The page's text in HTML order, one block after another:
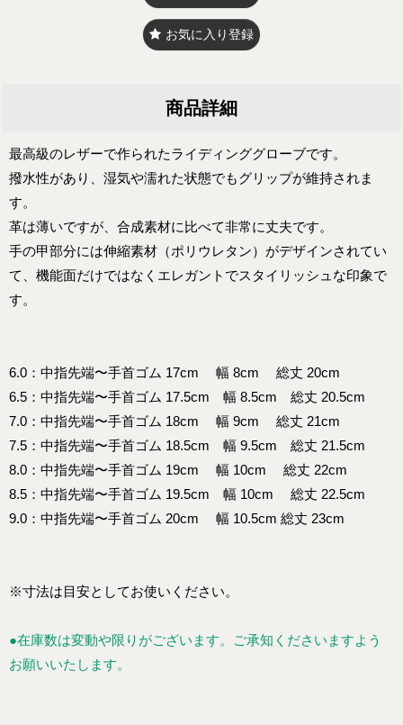
お気に入り登録
商品詳細
最高級のレザーで作られたライディンググローブです。
撥水性があり、湿気や濡れた状態でもグリップが維持されま
す。
革は薄いですが、合成素材に比べて非常に丈夫です。
手の甲部分には伸縮素材（ポリウレタン）がデザインされてい
て、機能面だけではなくエレガントでスタイリッシュな印象で
す。
6.0：中指先端〜手首ゴム 17cm 幅 8cm 総丈 20cm
6.5：中指先端〜手首ゴム 17.5cm 幅 8.5cm 総丈 20.5cm
7.0：中指先端〜手首ゴム 18cm 幅 9cm 総丈 21cm
7.5：中指先端〜手首ゴム 18.5cm 幅 9.5cm 総丈 21.5cm
8.0：中指先端〜手首ゴム 19cm 幅 10cm 総丈 22cm
8.5：中指先端〜手首ゴム 19.5cm 幅 10cm 総丈 22.5cm
9.0：中指先端〜手首ゴム 20cm 幅 10.5cm 総丈 23cm
※寸法は目安としてお使いください。
●在庫数は変動や限りがございます。ご承知くださいますよう
お願いいたします。